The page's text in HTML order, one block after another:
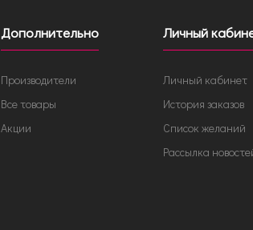
Дополнительно
Производители
Все товары
Акции
Личный
Личный кабинет
История заказов
Список желаний
Рассылка